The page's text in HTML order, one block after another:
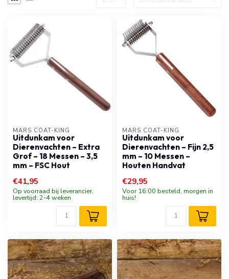
MARS COAT-KING
Uitdunkam voor
Dierenvachten – Extra
Grof – 18 Messen – 3,5
mm – FSC Hout
€41,95
Op voorraad bij leverancier,
levertijd: 2-4 weken
MARS COAT-KING
Uitdunkam voor
Dierenvachten – Fijn 2,5
mm – 10 Messen –
Houten Handvat
€29,95
Voor 16:00 besteld, morgen in
huis!